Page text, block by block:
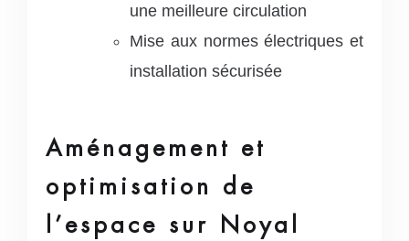
une meilleure circulation
Mise aux normes électriques et
installation sécurisée
Aménagement et
optimisation de
l’espace sur Noyal